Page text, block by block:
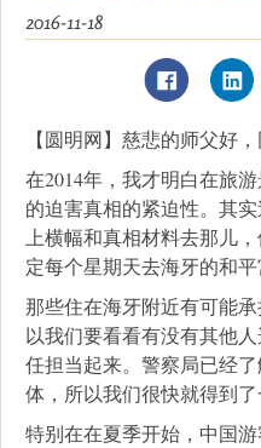
2016-11-18
【圆明网】慈悲的师父好
在2014年，我才明白在旅
的迫害真相的紧迫性。其
上横幅和真相材料去那儿
定每个星期天去海牙的和平
那些住在海牙附近有可能
以我们要看看有没有其他
任担当起来。警察局已经
体，所以我们很快就得到了
特别在在夏季开始，中国